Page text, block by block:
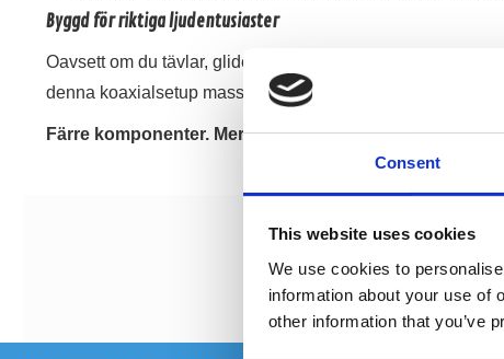
Consent
This website uses cookies
We use cookies to
information about your use of
other information that you’ve
Byggd för riktiga ljudentusiaster
Oavsett om du tävlar, glider runt eller bara vill att musiken
denna koaxialsetup massiv ljudstyrka utan att
Färre komponenter. Mer ljud. Maximal effektivitet.